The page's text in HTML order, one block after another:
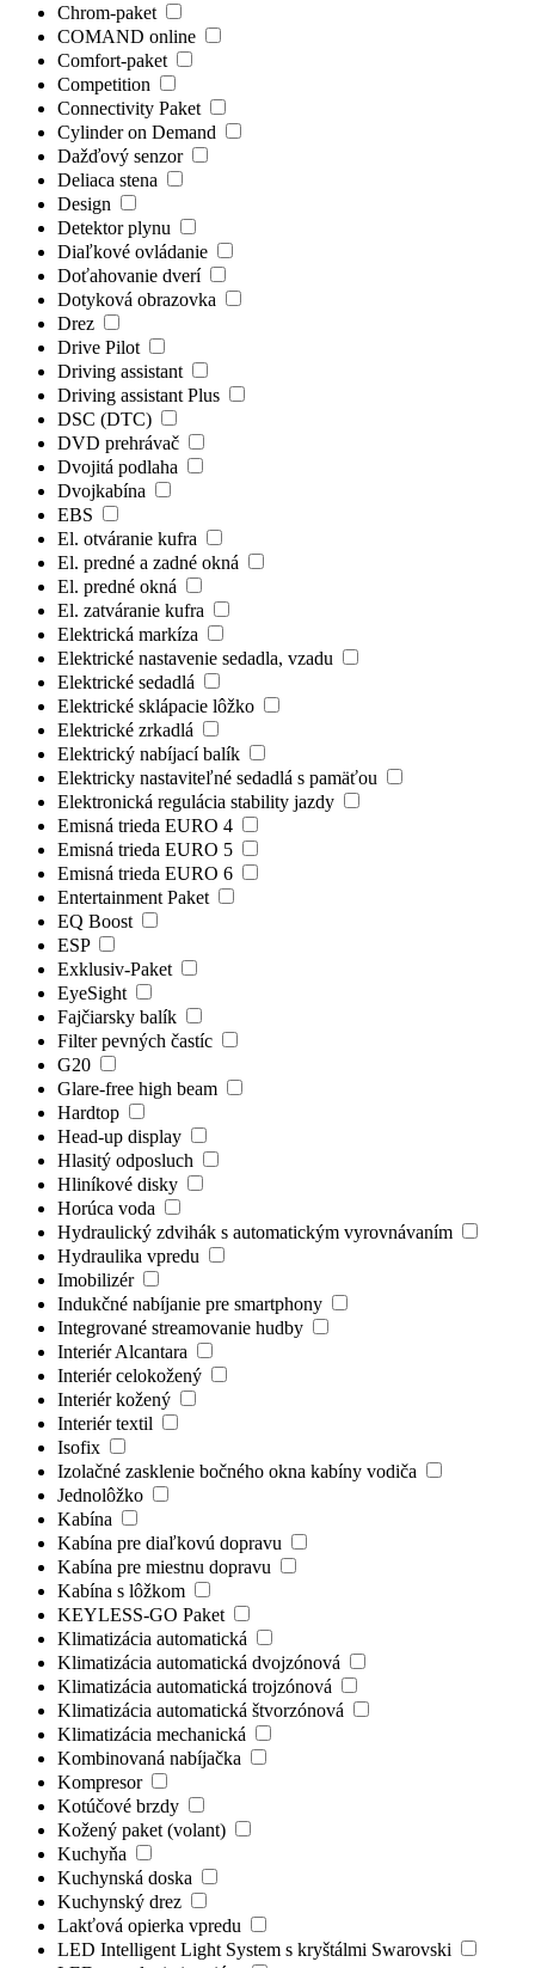
Chrom-paket
COMAND online
Comfort-paket
Competition
Connectivity Paket
Cylinder on Demand
Dažďový senzor
Deliaca stena
Design
Detektor plynu
Diaľkové ovládanie
Doťahovanie dverí
Dotyková obrazovka
Drez
Drive Pilot
Driving assistant
Driving assistant Plus
DSC (DTC)
DVD prehrávač
Dvojitá podlaha
Dvojkabína
EBS
El. otváranie kufra
El. predné a zadné okná
El. predné okná
El. zatváranie kufra
Elektrická markíza
Elektrické nastavenie sedadla, vzadu
Elektrické sedadlá
Elektrické sklápacie lôžko
Elektrické zrkadlá
Elektrický nabíjací balík
Elektricky nastaviteľné sedadlá s pamäťou
Elektronická regulácia stability jazdy
Emisná trieda EURO 4
Emisná trieda EURO 5
Emisná trieda EURO 6
Entertainment Paket
EQ Boost
ESP
Exklusiv-Paket
EyeSight
Fajčiarsky balík
Filter pevných častíc
G20
Glare-free high beam
Hardtop
Head-up display
Hlasitý odposluch
Hliníkové disky
Horúca voda
Hydraulický zdvihák s automatickým vyrovnávaním
Hydraulika vpredu
Imobilizér
Indukčné nabíjanie pre smartphony
Integrované streamovanie hudby
Interiér Alcantara
Interiér celokožený
Interiér kožený
Interiér textil
Isofix
Izolačné zasklenie bočného okna kabíny vodiča
Jednolôžko
Kabína
Kabína pre diaľkovú dopravu
Kabína pre miestnu dopravu
Kabína s lôžkom
KEYLESS-GO Paket
Klimatizácia automatická
Klimatizácia automatická dvojzónová
Klimatizácia automatická trojzónová
Klimatizácia automatická štvorzónová
Klimatizácia mechanická
Kombinovaná nabíjačka
Kompresor
Kotúčové brzdy
Kožený paket (volant)
Kuchyňa
Kuchynská doska
Kuchynský drez
Lakťová opierka vpredu
LED Intelligent Light System s kryštálmi Swarovski